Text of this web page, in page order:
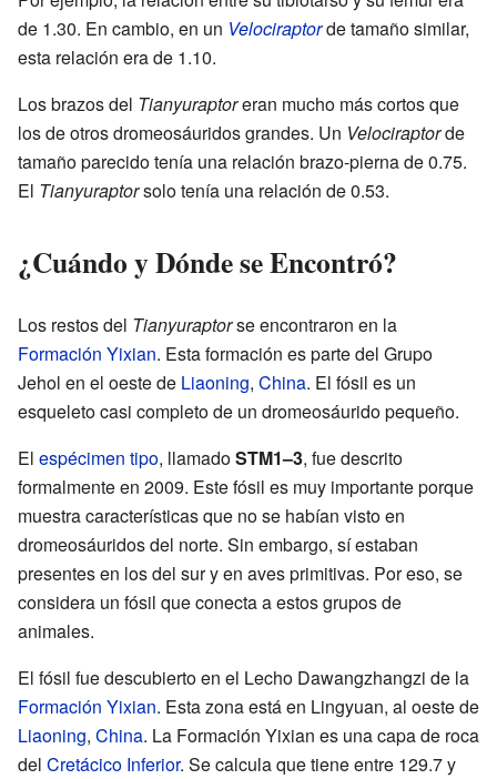
de 1.30. En cambio, en un Velociraptorde tamaño similar,
esta relación era de 1.10.
Los brazos del Tianyuraptoreran mucho más cortos que
los de otros dromeosáuridos grandes. Un Velociraptorde
tamaño parecido tenía una relación brazo-pierna de 0.75.
El Tianyuraptorsolo tenía una relación de 0.53.
¿Cuándo y Dónde se Encontró?
Los restos del Tianyuraptorse encontraron en la
Formación Yixian. Esta formación es parte del Grupo
Jehol en el oeste de Liaoning, China. El fósil es un
esqueleto casi completo de un dromeosáurido pequeño.
El espécimen tipo, llamadoSTM1–3, fue descrito
formalmente en 2009. Este fósil es muy importante porque
muestra características que no se habían visto en
dromeosáuridos del norte. Sin embargo, sí estaban
presentes en los del sur y en aves primitivas. Por eso, se
considera un fósil que conecta a estos grupos de
animales.
El fósil fue descubierto en el Lecho Dawangzhangzi de la
Formación Yixian. Esta zona está en Lingyuan, al oeste de
Liaoning, China. La Formación Yixian es una capa de roca
del Cretácico Inferior. Se calcula que tiene entre 129.7 y